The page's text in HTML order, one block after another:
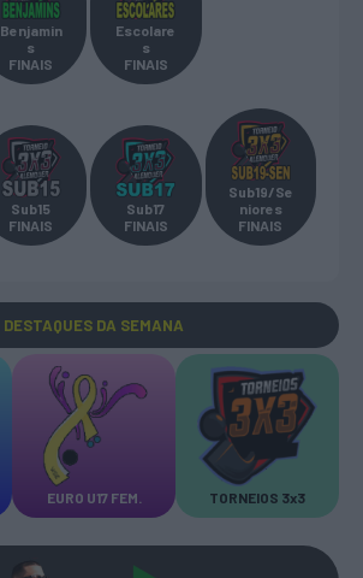
Benjamin
s
FINAIS
Escolare
s
FINAIS
Sub15
FINAIS
Sub17
FINAIS
Sub19/Se
niores
FINAIS
DESTAQUES DA SEMANA
EURO U17 FEM. TORNEIOS 3x3